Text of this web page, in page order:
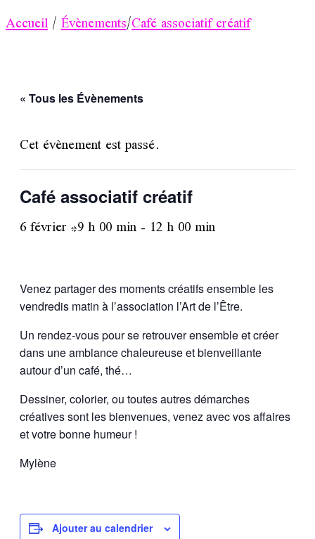
Accueil/Évènements/Café associatif créatif
« Tous les Évènements
Cet évènement est passé.
Café associatif créatif
6 février *9 h 00 min- 12 h 00 min
Venez partager des moments créatifs ensemble les
vendredis matin à l’association l’Art de l’Être.
Un rendez-vous pour se retrouver ensemble et créer
dans une ambiance chaleureuse et bienveillante
autour d’un café, thé…
Dessiner, colorier, ou toutes autres démarches
créatives sont les bienvenues, venez avec vos affaires
et votre bonne humeur !
Mylène
Ajouter au calendrier